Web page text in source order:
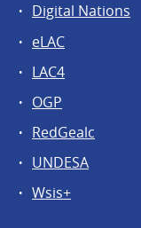
Digital Nations
eLAC
LAC4
OGP
RedGealc
UNDESA
Wsis+